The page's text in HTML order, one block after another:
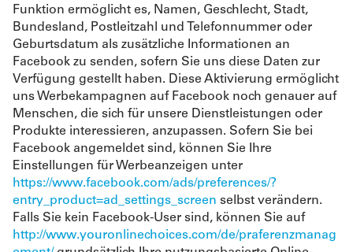
Funktion ermöglicht es, Namen, Geschlecht, Stadt,
Bundesland, Postleitzahl und Telefonnummer oder
Geburtsdatum als zusätzliche Informationen an
Facebook zu senden, sofern Sie uns diese Daten zur
Verfügung gestellt haben. Diese Aktivierung ermöglicht
uns Werbekampagnen auf Facebook noch genauer auf
Menschen, die sich für unsere Dienstleistungen oder
Produkte interessieren, anzupassen. Sofern Sie bei
Facebook angemeldet sind, können Sie Ihre
Einstellungen für Werbeanzeigen unter
https://www.facebook.com/ads/preferences/?
entry_product=ad_settings_screen selbst verändern.
Falls Sie kein Facebook-User sind, können Sie auf
http://www.youronlinechoices.com/de/praferenzmanag